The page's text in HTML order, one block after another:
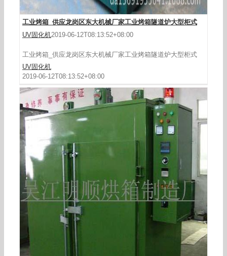
工业烤箱_供应龙岗区东大机械厂家工业烤箱隧道炉大型柜式
UV固化机2019-06-12T08:13:52+08:00
工业烤箱_供应龙岗区东大机械厂家工业烤箱隧道炉大型柜式
UV固化机
2019-06-12T08:13:52+08:00
工业烤箱_厂家工业隧道炉烘干隧道炉烤箱大型工
业非标定制